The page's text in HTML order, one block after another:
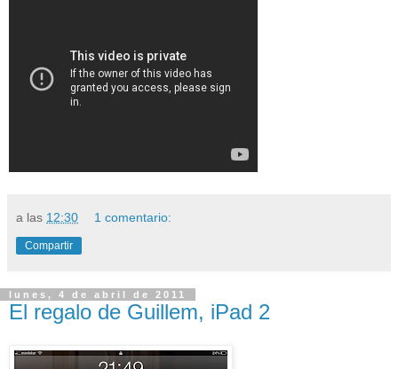
a las 12:30 1 comentario:
Compartir
lunes, 4 de abril de 2011
El regalo de Guillem, iPad 2